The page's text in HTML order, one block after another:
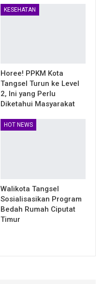
KESEHATAN
Horee! PPKM Kota
Tangsel Turun ke Level
2, Ini yang Perlu
Diketahui Masyarakat
HOT NEWS
Walikota Tangsel
Sosialisasikan Program
Bedah Rumah Ciputat
Timur